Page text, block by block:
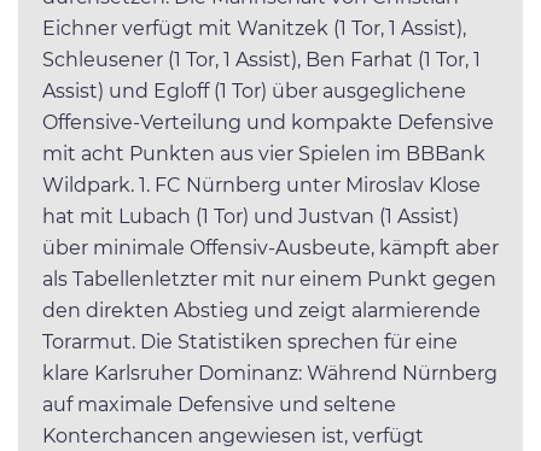
Eichner verfügt mit Wanitzek (1 Tor, 1 Assist),
Schleusener (1 Tor, 1 Assist), Ben Farhat (1 Tor, 1
Assist) und Egloff (1 Tor) über ausgeglichene
Offensive-Verteilung und kompakte Defensive
mit acht Punkten aus vier Spielen im BBBank
Wildpark. 1. FC Nürnberg unter Miroslav Klose
hat mit Lubach (1 Tor) und Justvan (1 Assist)
über minimale Offensiv-Ausbeute, kämpft aber
als Tabellenletzter mit nur einem Punkt gegen
den direkten Abstieg und zeigt alarmierende
Torarmut. Die Statistiken sprechen für eine
klare Karlsruher Dominanz: Während Nürnberg
auf maximale Defensive und seltene
Konterchancen angewiesen ist, verfügt